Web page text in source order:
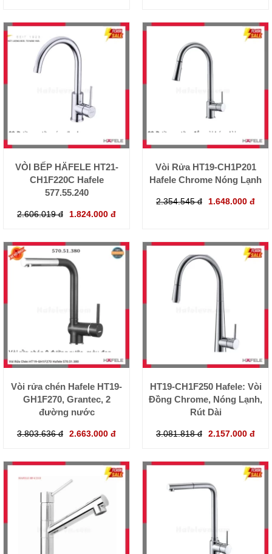
VÒI BẾP HÄFELE HT21-
CH1F220C Hafele
577.55.240
2.606.019 đ 1.824.000 đ
Vòi Rửa HT19-CH1P201
Hafele Chrome Nóng Lạnh
2.354.545 đ 1.648.000 đ
Vòi rửa chén Hafele HT19-
GH1F270, Grantec, 2
đường nước
3.803.636 đ 2.663.000 đ
HT19-CH1F250 Hafele: Vòi
Đồng Chrome, Nóng Lạnh,
Rút Dài
3.081.818 đ 2.157.000 đ